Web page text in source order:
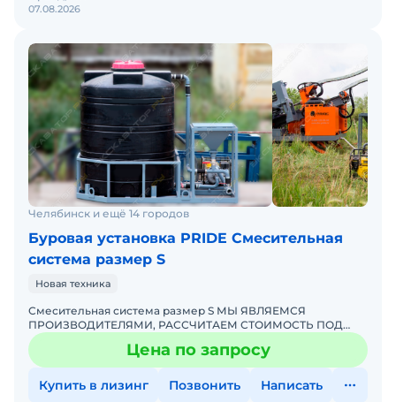
07.08.2026
Челябинск и ещё 14 городов
Буровая установка PRIDE Смесительная
система размер S
Новая техника
Смесительная система размер S МЫ ЯВЛЯЕМСЯ
ПРОИЗВОДИТЕЛЯМИ, РАССЧИТАЕМ СТОИМОСТЬ ПОД
ВАШ ИНДИВИДУАЛЬНЫЙ ЗАКАЗ! ПОДРОБНОСТИ
УТОЧНЯЙТЕ ПО ТЕЛЕФОНУ ИЛИ В ЧАТЕСтоим
Цена по запросу
Купить в лизинг Позвонить Написать